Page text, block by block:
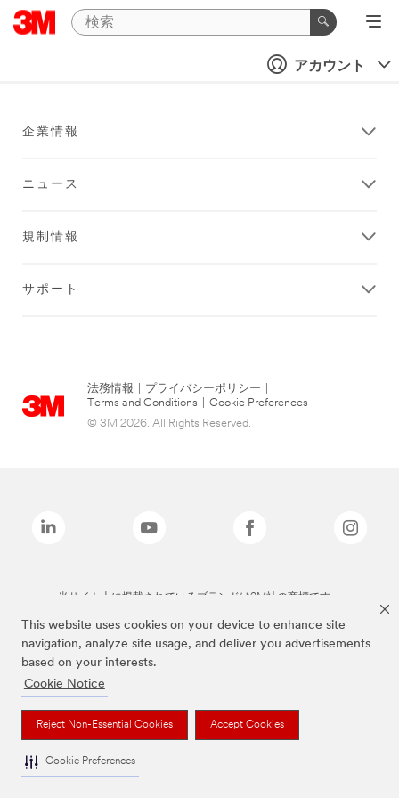
This website uses cookies on your device to enhance site
navigation, analyze site usage, and deliver you advertisements
based on your interests.
Cookie Notice
Reject Non-Essential Cookies Accept Cookies
Cookie Preferences
アカウント
企業情報
ニュース
規制情報
サポート
法務情報 プライバシーポリシー
Terms and Conditions
Cookie Preferences
© 3M 2026. All Rights Reserved.
当サイト上に掲載されているブランドは3M社の商標です。